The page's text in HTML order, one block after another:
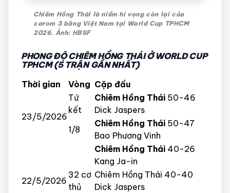
Chiêm Hồng Thái là niềm hi vọng còn lại của
carom 3 băng Việt Nam tại World Cup TPHCM
2026. Ảnh: HBSF
PHONG ĐỘ CHIÊM HỒNG THÁI Ở WORLD CUP
TPHCM (5 TRẬN GẦN NHẤT)
Thời gian
Vòng Cặp đấu
23/5/2026
Tứ
kết
Chiêm Hồng Thái 50-46
Dick Jaspers
1/8
Chiêm Hồng Thái 50-47
Bao Phương Vinh
22/5/2026
32 cơ
thủ
Chiêm Hồng Thái 40-26
Kang Ja-in
Chiêm Hồng Thái 40-40
Dick Jaspers